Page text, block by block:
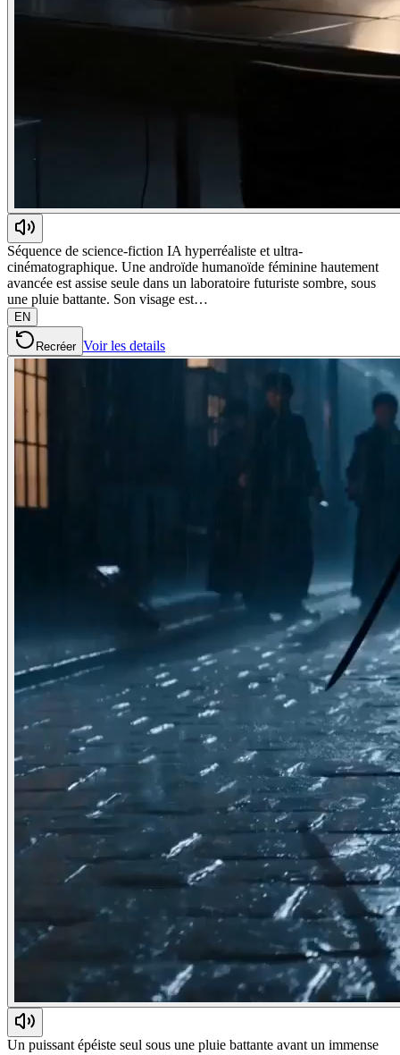
Séquence de science-fiction IA hyperréaliste et ultra-
cinématographique. Une androïde humanoïde féminine hautement
avancée est assise seule dans un laboratoire futuriste sombre, sous
une pluie battante. Son visage est…
EN
Recréer Voir les details
Un puissant épéiste seul sous une pluie battante avant un immense